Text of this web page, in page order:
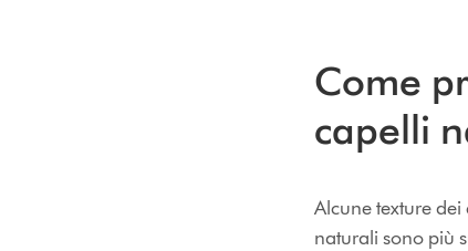
Come
capelli
Alcune texture
naturali sono più